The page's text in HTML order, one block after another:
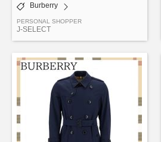
Burberry
PERSONAL SHOPPER
J-SELECT